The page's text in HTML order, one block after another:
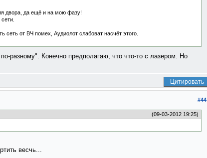
двора, да ещё и на мою фазу!
от ВЧ помех, Аудиолот слабоват насчёт этого.
разному". Конечно предполагаю, что что-то с лазером. Но
Цитировать
#44
(09-03-2012 19:25)
весчь...